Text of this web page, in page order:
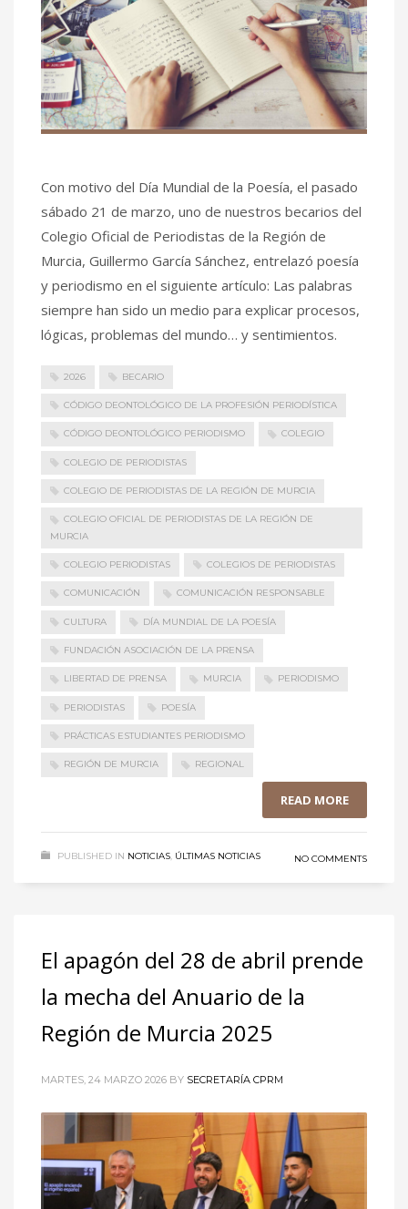
Con motivo del Día Mundial de la Poesía, el pasado
sábado 21 de marzo, uno de nuestros becarios del
Colegio Oficial de Periodistas de la Región de
Murcia, Guillermo García Sánchez, entrelazó poesía
y periodismo en el siguiente artículo: Las palabras
siempre han sido un medio para explicar procesos,
lógicas, problemas del mundo… y sentimientos.
2026 BECARIO
CÓDIGO DEONTOLÓGICO DE LA PROFESIÓN PERIODÍSTICA
CÓDIGO DEONTOLÓGICO PERIODISMO COLEGIO
COLEGIO DE PERIODISTAS
COLEGIO DE PERIODISTAS DE LA REGIÓN DE MURCIA
COLEGIO OFICIAL DE PERIODISTAS DE LA REGIÓN DE
MURCIA
COLEGIO PERIODISTAS COLEGIOS DE PERIODISTAS
COMUNICACIÓN COMUNICACIÓN RESPONSABLE
CULTURA DÍA MUNDIAL DE LA POESÍA
FUNDACIÓN ASOCIACIÓN DE LA PRENSA
LIBERTAD DE PRENSA MURCIA PERIODISMO
PERIODISTAS POESÍA
PRÁCTICAS ESTUDIANTES PERIODISMO
REGIÓN DE MURCIA REGIONAL
READ MORE
PUBLISHED IN NOTICIAS, ÚLTIMAS NOTICIAS NO COMMENTS
El apagón del 28 de abril prende
la mecha del Anuario de la
Región de Murcia 2025
MARTES, 24 MARZO 2026 BY SECRETARÍA CPRM